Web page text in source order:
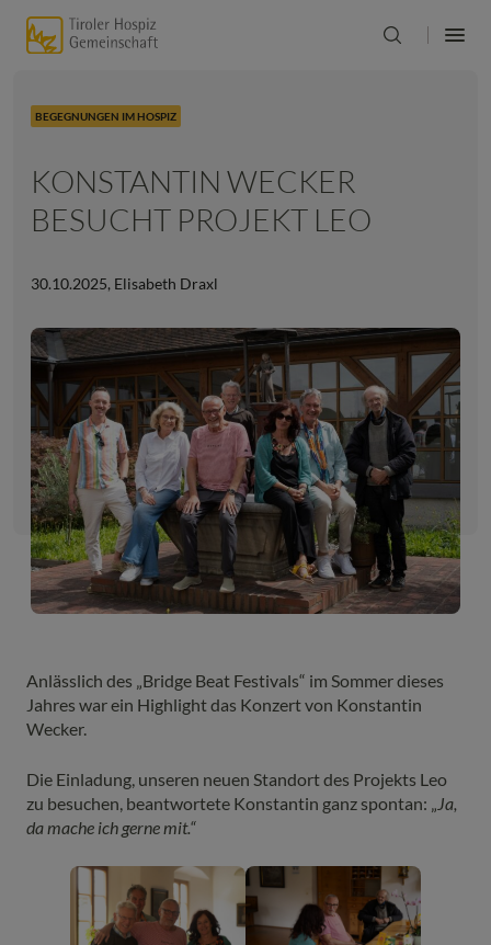
BEGEGNUNGEN IM HOSPIZ
KONSTANTIN WECKER
BESUCHT PROJEKT LEO
30.10.2025, Elisabeth Draxl
Anlässlich des „Bridge Beat Festivals“ im Sommer dieses
Jahres war ein Highlight das Konzert von Konstantin
Wecker.
Die Einladung, unseren neuen Standort des Projekts Leo
zu besuchen, beantwortete Konstantin ganz spontan: „Ja,
da mache ich gerne mit.“